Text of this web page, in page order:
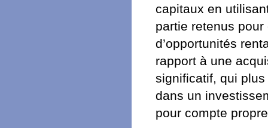
capitaux en
partie retenus
d’opportunités
rapport à une
significatif, qui
dans un
pour compte